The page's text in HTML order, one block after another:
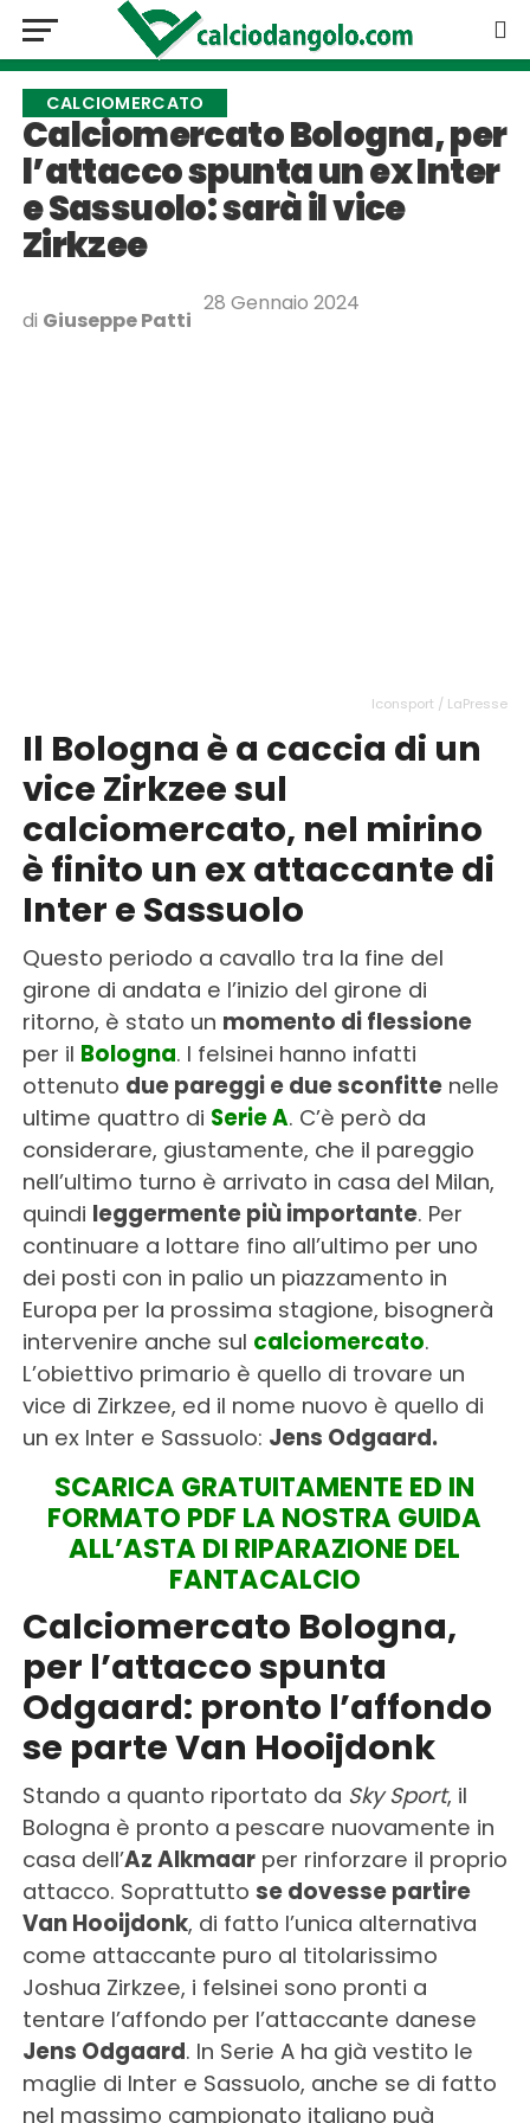
CALCIOMERCATO
Calciomercato Bologna, per
l’attacco spunta un ex Inter
e Sassuolo: sarà il vice
Zirkzee
di Giuseppe Patti
28 Gennaio 2024
Iconsport / LaPresse
Il Bologna è a caccia di un
vice Zirkzee sul
calciomercato, nel mirino
è finito un ex attaccante di
Inter e Sassuolo
Questo periodo a cavallo tra la fine del
girone di andata e l’inizio del girone di
ritorno, è stato un momento di flessione
per il Bologna. I felsinei hanno infatti
ottenuto due pareggi e due sconfittenelle
ultime quattro di Serie A. C’è però da
considerare, giustamente, che il pareggio
nell’ultimo turno è arrivato in casa del Milan,
quindi leggermente più importante. Per
continuare a lottare fino all’ultimo per uno
dei posti con in palio un piazzamento in
Europa per la prossima stagione, bisognerà
intervenire anche sul calciomercato.
L’obiettivo primario è quello di trovare un
vice di Zirkzee, ed il nome nuovo è quello di
un ex Inter e Sassuolo: Jens Odgaard.
SCARICA GRATUITAMENTE ED IN
FORMATO PDF LA NOSTRA GUIDA
ALL’ASTA DI RIPARAZIONE DEL
FANTACALCIO
Calciomercato Bologna,
per l’attacco spunta
Odgaard: pronto l’affondo
se parte Van Hooijdonk
Stando a quanto riportato da Sky Sport, il
Bologna è pronto a pescare nuovamente in
casa dell’Az Alkmaarper rinforzare il proprio
attacco. Soprattutto se dovesse partire
Van Hooijdonk, di fatto l’unica alternativa
come attaccante puro al titolarissimo
Joshua Zirkzee, i felsinei sono pronti a
tentare l’affondo per l’attaccante danese
Jens Odgaard. In Serie A ha già vestito le
maglie di Inter e Sassuolo, anche se di fatto
nel massimo campionato italiano puà